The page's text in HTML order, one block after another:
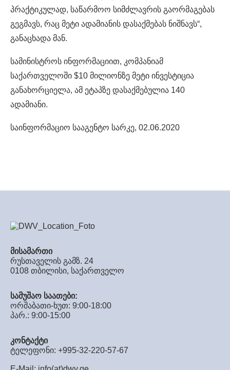
პრაქტიკულად, საწარმოო სიმძლავრის გაორმაგებას
გეგმავს, რაც მეტი ადამიანის დასაქმებას ნიშნავს“,
განაცხადა მან.
სამინისტროს ინფორმაციით, კომპანიამ
საქართველოში $10 მილიონზე მეტი ინვესტიცია
განახორციელა, ამ ეტაპზე დასაქმებულია 140
ადამიანი.
საინფორმაციო სააგენტო სარკე, 02.06.2020
მისამართი
რუსთაველის გამზ. 24
0108 თბილისი, საქართველო
სამუშაო საათები:
ორშაბათი-ხუთ: 9:00-18:00
პარ.: 9:00-15:00
კონტაქტი
ტელეფონი: +995-32-220-57-67